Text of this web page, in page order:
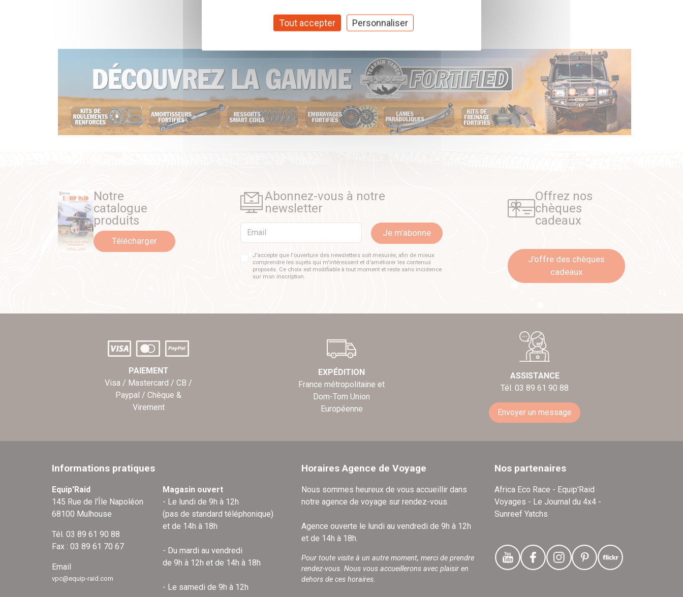
Notre
catalogue
produits
Télécharger
Abonnez-vous à notre
newsletter
Email Je m'abonne
J'accepte que l'ouverture des newsletters soit mesurée, afin de mieux
comprendre les sujets qui m'intéressent et d'améliorer les contenus
proposés. Ce choix est modifiable à tout moment et reste sans incidence
sur mon inscription.
Offrez nos
chèques
cadeaux
J'offre des chèques
cadeaux
PAIEMENT
Visa / Mastercard / CB /
Paypal / Chèque &
Virement
EXPÉDITION
France métropolitaine et
Dom-Tom Union
Européenne
ASSISTANCE
Tél. 03 89 61 90 88
Envoyer un message
Informations pratiques
Equip'Raid
145 Rue de l'Île Napoléon
68100 Mulhouse
Tél. 03 89 61 90 88
Fax : 03 89 61 70 67
Email
vpc@equip-raid.com
Magasin ouvert
- Le lundi de 9h à 12h
(pas de standard téléphonique)
et de 14h à 18h
- Du mardi au vendredi
de 9h à 12h et de 14h à 18h
- Le samedi de 9h à 12h
Horaires Agence de Voyage
Nous sommes heureux de vous accueillir dans
notre agence de voyage sur rendez-vous.
Agence ouverte le lundi au vendredi de 9h à 12h
et de 14h à 18h.
Pour toute visite à un autre moment, merci de prendre
rendez-vous. Nous vous accueillerons avec plaisir en
dehors de ces horaires.
Nos partenaires
Africa Eco Race - Equip'Raid
Voyages - Le Journal du 4x4 -
Sunreef Yatchs
Tout accepter Personnaliser